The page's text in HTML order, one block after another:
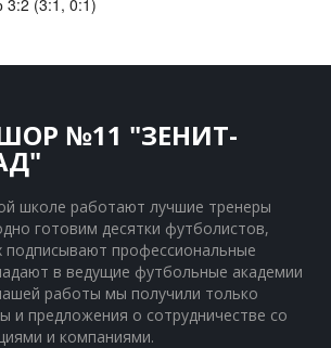
№11 "ЗЕНИТ-
школе работают лучшие тренеры
готовим десятки футболистов,
подписывают профессиональные
в ведущие футбольные академии
работы мы получили только
и предложения о сотрудничестве со
и компаниями.